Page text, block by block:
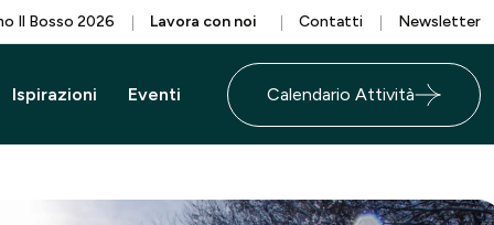
Il Bosso 2026 Lavora con noi Contatti Newsletter
Ispirazioni Eventi Calendario Attività